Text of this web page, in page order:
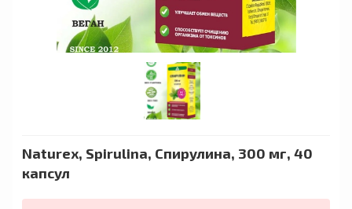
Naturex, Spirulina, Спирулина, 300 мг, 40
капсул